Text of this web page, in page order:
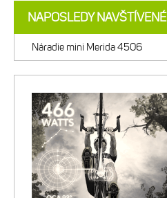
NAPOSLEDY NAVŠTÍVENÉ
Náradie mini Merida 4506